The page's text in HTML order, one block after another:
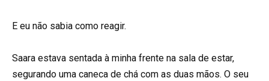
E eu não sabia como reagir.
Saara estava sentada à minha frente na sala de estar,
segurando uma caneca de chá com as duas mãos. O seu